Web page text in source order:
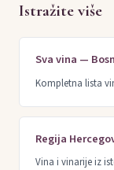
Istražite više
Sva vina —
Kompletna lista
Regija
Vina i vinarije iz